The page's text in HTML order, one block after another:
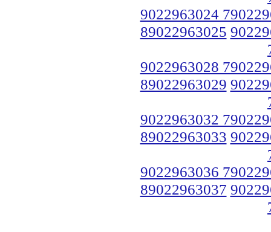
9022963024
89022963025
9022963028
89022963029
9022963032
89022963033
9022963036
89022963037